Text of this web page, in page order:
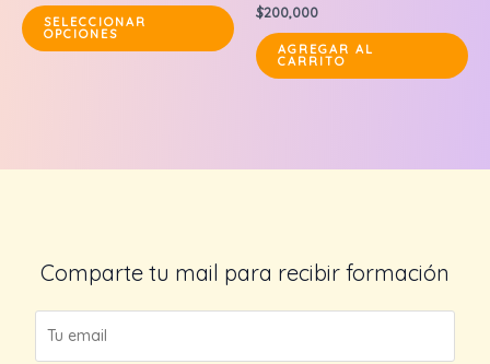
SELECCIONAR
OPCIONES
This
product
has
options
on
the
$200,000
AGREGAR AL
CARRITO
Comparte tu mail para recibir formación